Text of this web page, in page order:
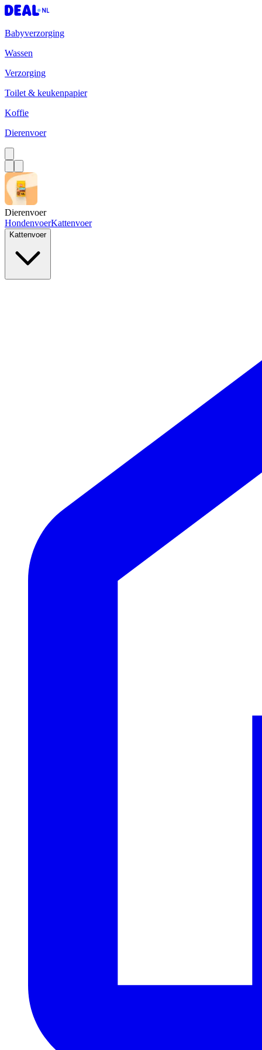
Babyverzorging
Wassen
Verzorging
Toilet & keukenpapier
Koffie
Dierenvoer
Dierenvoer
HondenvoerKattenvoer
Kattenvoer